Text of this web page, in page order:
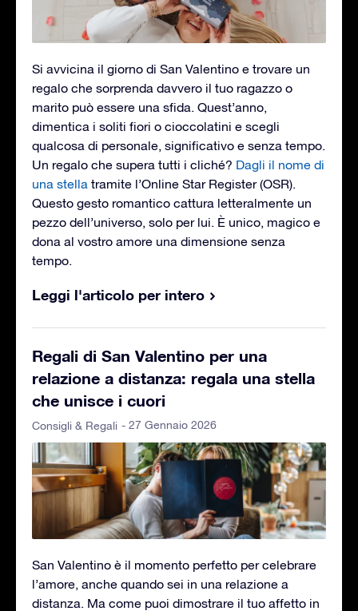
Si avvicina il giorno di San Valentino e trovare un
regalo che sorprenda davvero il tuo ragazzo o
marito può essere una sfida. Quest’anno,
dimentica i soliti fiori o cioccolatini e scegli
qualcosa di personale, significativo e senza tempo.
Un regalo che supera tutti i cliché? Dagli il nome di
una stella tramite l’Online Star Register (OSR).
Questo gesto romantico cattura letteralmente un
pezzo dell’universo, solo per lui. È unico, magico e
dona al vostro amore una dimensione senza
tempo.
Leggi l'articolo per intero
Regali di San Valentino per una
relazione a distanza: regala una stella
che unisce i cuori
Consigli & Regali - 27 Gennaio 2026
San Valentino è il momento perfetto per celebrare
l’amore, anche quando sei in una relazione a
distanza. Ma come puoi dimostrare il tuo affetto in